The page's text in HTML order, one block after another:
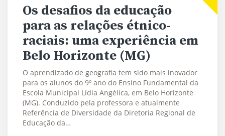
Os desafios da educação
para as relações étnico-
raciais: uma experiência em
Belo Horizonte (MG)
O aprendizado de geografia tem sido mais inovador
para os alunos do 9º ano do Ensino Fundamental da
Escola Municipal Lídia Angélica, em Belo Horizonte
(MG). Conduzido pela professora e atualmente
Referência de Diversidade da Diretoria Regional de
Educação da…